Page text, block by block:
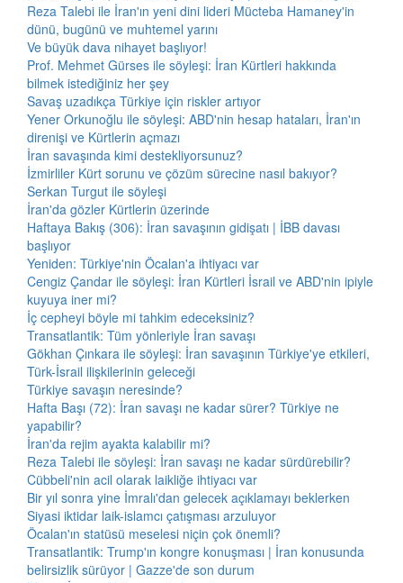
Reza Talebi ile İran'ın yeni dini lideri Mücteba Hamaney'in
dünü, bugünü ve muhtemel yarını
Ve büyük dava nihayet başlıyor!
Prof. Mehmet Gürses ile söyleşi: İran Kürtleri hakkında
bilmek istediğiniz her şey
Savaş uzadıkça Türkiye için riskler artıyor
Yener Orkunoğlu ile söyleşi: ABD'nin hesap hataları, İran'ın
direnişi ve Kürtlerin açmazı
İran savaşında kimi destekliyorsunuz?
İzmirliler Kürt sorunu ve çözüm sürecine nasıl bakıyor?
Serkan Turgut ile söyleşi
İran'da gözler Kürtlerin üzerinde
Haftaya Bakış (306): İran savaşının gidişatı | İBB davası
başlıyor
Yeniden: Türkiye'nin Öcalan'a ihtiyacı var
Cengiz Çandar ile söyleşi: İran Kürtleri İsrail ve ABD'nin ipiyle
kuyuya iner mi?
İç cepheyi böyle mi tahkim edeceksiniz?
Transatlantik: Tüm yönleriyle İran savaşı
Gökhan Çınkara ile söyleşi: İran savaşının Türkiye'ye etkileri,
Türk-İsrail ilişkilerinin geleceği
Türkiye savaşın neresinde?
Hafta Başı (72): İran savaşı ne kadar sürer? Türkiye ne
yapabilir?
İran'da rejim ayakta kalabilir mi?
Reza Talebi ile söyleşi: İran savaşı ne kadar sürdürebilir?
Cübbeli'nin acil olarak laikliğe ihtiyacı var
Bir yıl sonra yine İmralı'dan gelecek açıklamayı beklerken
Siyasi iktidar laik-islamcı çatışması arzuluyor
Öcalan'ın statüsü meselesi niçin çok önemli?
Transatlantik: Trump'ın kongre konuşması | İran konusunda
belirsizlik sürüyor | Gazze'de son durum